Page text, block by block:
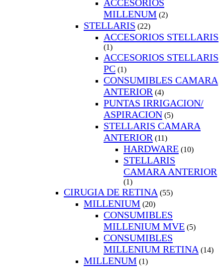
ACCESORIOS
MILLENUM (2)
STELLARIS (22)
ACCESORIOS STELLARIS
(1)
ACCESORIOS STELLARIS
PC (1)
CONSUMIBLES CAMARA
ANTERIOR (4)
PUNTAS IRRIGACION/
ASPIRACION (5)
STELLARIS CAMARA
ANTERIOR (11)
HARDWARE (10)
STELLARIS
CAMARA ANTERIOR
(1)
CIRUGIA DE RETINA (55)
MILLENIUM (20)
CONSUMIBLES
MILLENIUM MVE (5)
CONSUMIBLES
MILLENIUM RETINA (14)
MILLENUM (1)